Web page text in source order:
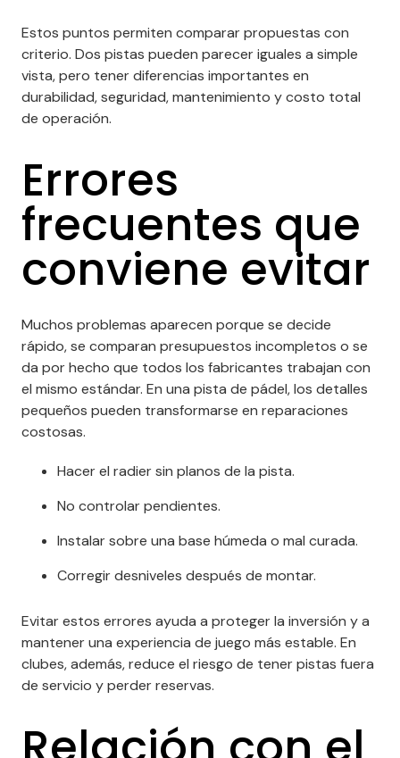
Estos puntos permiten comparar propuestas con
criterio. Dos pistas pueden parecer iguales a simple
vista, pero tener diferencias importantes en
durabilidad, seguridad, mantenimiento y costo total
de operación.
Errores
frecuentes que
conviene evitar
Muchos problemas aparecen porque se decide
rápido, se comparan presupuestos incompletos o se
da por hecho que todos los fabricantes trabajan con
el mismo estándar. En una pista de pádel, los detalles
pequeños pueden transformarse en reparaciones
costosas.
Hacer el radier sin planos de la pista.
No controlar pendientes.
Instalar sobre una base húmeda o mal curada.
Corregir desniveles después de montar.
Evitar estos errores ayuda a proteger la inversión y a
mantener una experiencia de juego más estable. En
clubes, además, reduce el riesgo de tener pistas fuera
de servicio y perder reservas.